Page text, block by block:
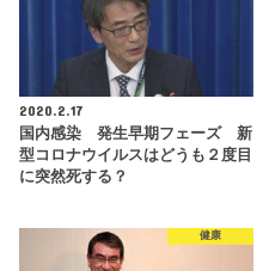
2020.2.17
国内感染 発生早期フェーズ 新
型コロナウイルスはどうも２度目
に突然死する？
健康